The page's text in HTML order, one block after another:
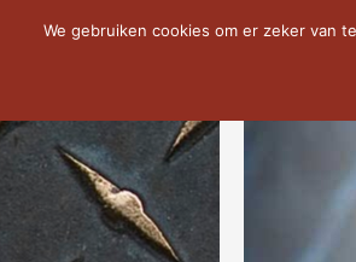
NOW TRENDING:
We gebruiken cookies om er zeker van